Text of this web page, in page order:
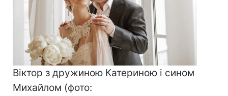
Віктор з дружиною Катериною і сином
Михайлом (фото: